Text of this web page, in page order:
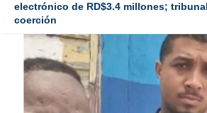
electrónico de RD$3.4 millones;
coerción